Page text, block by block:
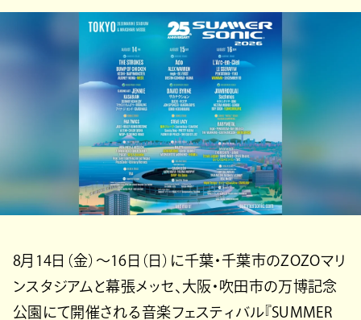
8月14日（金）～16日（日）に千葉・千葉市のZOZOマリ
ンスタジアムと幕張メッセ、大阪・吹田市の万博記念
公園にて開催される音楽フェスティバル『SUMMER